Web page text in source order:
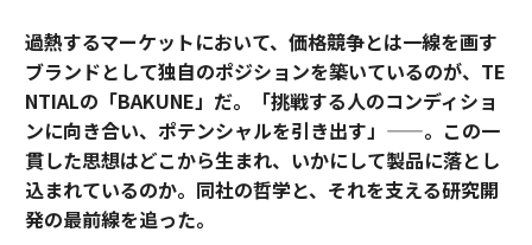
過熱するマーケットにおいて、価格競争とは一線を画す
ブランドとして独自のポジションを築いているのが、TE
NTIALの「BAKUNE」だ。「挑戦する人のコンディショ
ンに向き合い、ポテンシャルを引き出す」——。この一
貫した思想はどこから生まれ、いかにして製品に落とし
込まれているのか。同社の哲学と、それを支える研究開
発の最前線を追った。